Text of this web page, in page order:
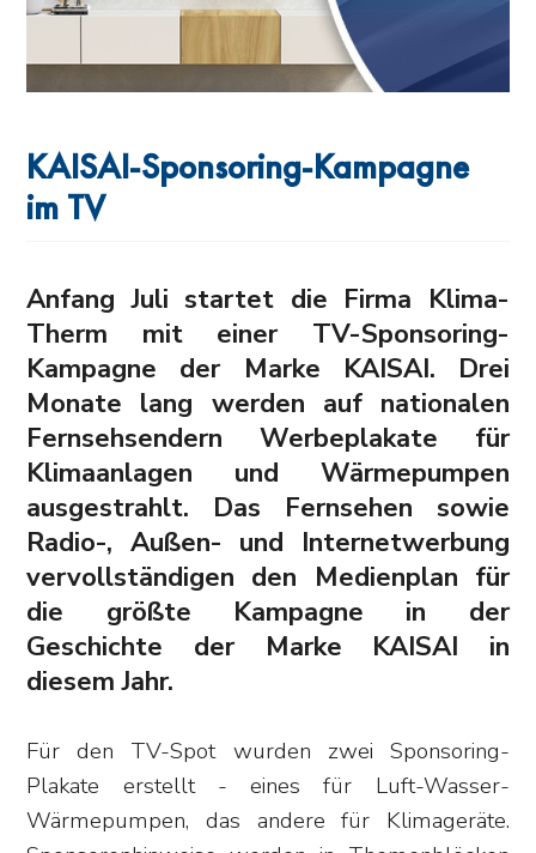
KAISAI-Sponsoring-Kampagne
im TV
Anfang Juli startet die Firma Klima-
Therm mit einer TV-Sponsoring-
Kampagne der Marke KAISAI. Drei
Monate lang werden auf nationalen
Fernsehsendern Werbeplakate für
Klimaanlagen und Wärmepumpen
ausgestrahlt. Das Fernsehen sowie
Radio-, Außen- und Internetwerbung
vervollständigen den Medienplan für
die größte Kampagne in der
Geschichte der Marke KAISAI in
diesem Jahr.
Für den TV-Spot wurden zwei Sponsoring-
Plakate erstellt - eines für Luft-Wasser-
Wärmepumpen, das andere für Klimageräte.